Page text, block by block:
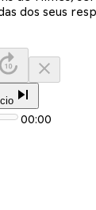
dos seus
00:00